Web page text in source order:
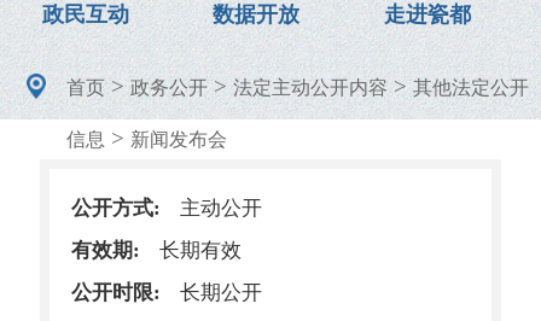
政民互动 数据开放 走进瓷都
首页>政务公开>法定主动公开内容>其他法定公开
信息 > 新闻发布会
公开方式:
主动公开
有效期:
长期有效
公开时限:
长期公开